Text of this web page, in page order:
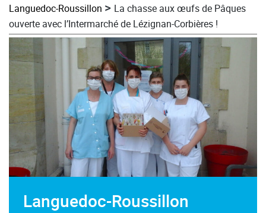
Languedoc-Roussillon > La chasse aux œufs de Pâques
ouverte avec l’Intermarché de Lézignan-Corbières !
Languedoc-Roussillon